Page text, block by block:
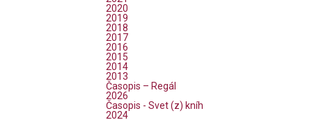
2020
2019
2018
2017
2016
2015
2014
2013
Časopis – Regál
2026
Časopis - Svet (z) kníh
2024